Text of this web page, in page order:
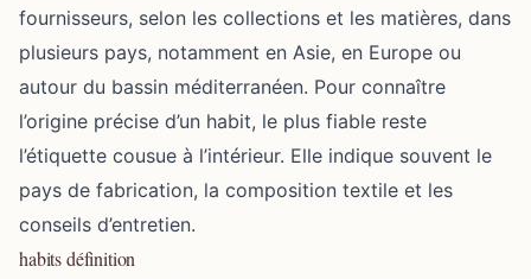
fournisseurs, selon les collections et les matières, dans
plusieurs pays, notamment en Asie, en Europe ou
autour du bassin méditerranéen. Pour connaître
l’origine précise d’un habit, le plus fiable reste
l’étiquette cousue à l’intérieur. Elle indique souvent le
pays de fabrication, la composition textile et les
conseils d’entretien.
habits définition